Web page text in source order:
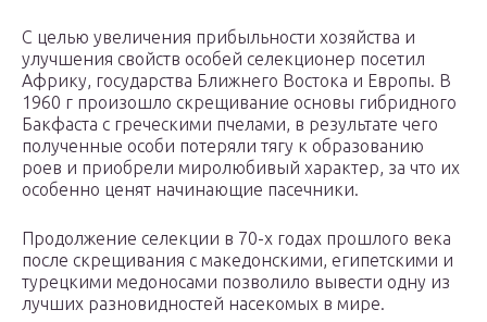
С целью увеличения прибыльности хозяйства и
улучшения свойств особей селекционер посетил
Африку, государства Ближнего Востока и Европы. В
1960 г произошло скрещивание основы гибридного
Бакфаста с греческими пчелами, в результате чего
полученные особи потеряли тягу к образованию
роев и приобрели миролюбивый характер, за что их
особенно ценят начинающие пасечники.
Продолжение селекции в 70-х годах прошлого века
после скрещивания с македонскими, египетскими и
турецкими медоносами позволило вывести одну из
лучших разновидностей насекомых в мире.